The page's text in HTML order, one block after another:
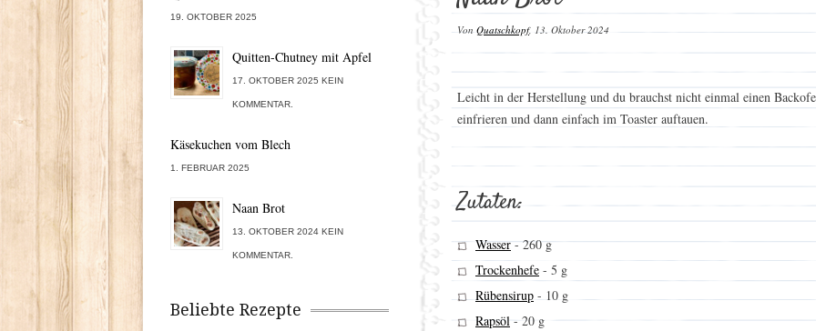
Von Quatschkopf, 13. Oktober 2024
Leicht in der Herstellung und du brauchst nicht einmal einen
einfrieren und dann einfach im Toaster auftauen.
Zutaten:
Wasser-260 g
Trockenhefe - 5 g
Rübensirup - 10 g
Rapsöl - 20 g
19. OKTOBER 2025
Quitten-Chutney mit Apfel
17. OKTOBER 2025 KEIN
KOMMENTAR.
Käsekuchen vom Blech
1. FEBRUAR 2025
Naan Brot
13. OKTOBER 2024 KEIN
KOMMENTAR.
Beliebte Rezepte